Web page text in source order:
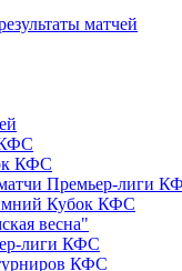
матчей
КФС
Премьер-лиги
Кубок КФС
весна"
лиги КФС
КФС